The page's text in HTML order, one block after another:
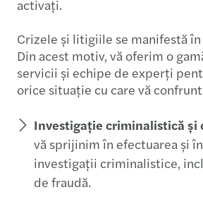
activați.
Crizele și litigiile se manifestă
Din acest motiv, vă oferim o
servicii și echipe de experți
orice situație cu care vă
Investigație criminalistică și
vă sprijinim în efectuarea și
investigații criminalistice,
de fraudă.